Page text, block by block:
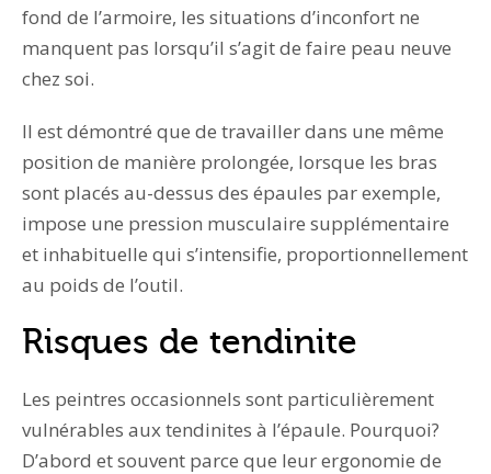
fond de l’armoire, les situations d’inconfort ne
manquent pas lorsqu’il s’agit de faire peau neuve
chez soi.
Il est démontré que de travailler dans une même
position de manière prolongée, lorsque les bras
sont placés au-dessus des épaules par exemple,
impose une pression musculaire supplémentaire
et inhabituelle qui s’intensifie, proportionnellement
au poids de l’outil.
Risques de tendinite
Les peintres occasionnels sont particulièrement
vulnérables aux tendinites à l’épaule. Pourquoi?
D’abord et souvent parce que leur ergonomie de